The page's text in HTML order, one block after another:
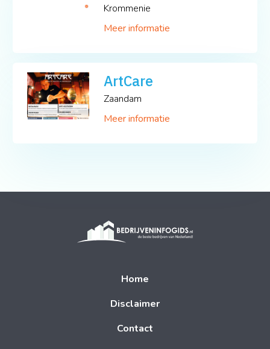
Krommenie
Meer informatie
ArtCare
Zaandam
Meer informatie
Home
Disclaimer
Contact